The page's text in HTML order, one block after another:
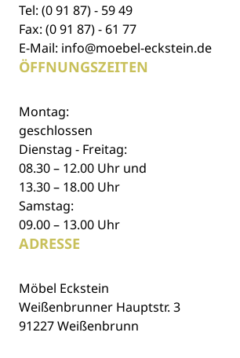
Tel:(0 91 87) - 59 49
Fax: (0 91 87) - 61 77
E-Mail: info@moebel-eckstein.de
ÖFFNUNGSZEITEN
Montag:
geschlossen
Dienstag - Freitag:
08.30 – 12.00 Uhr und
13.30 – 18.00 Uhr
Samstag:
09.00 – 13.00 Uhr
ADRESSE
Möbel Eckstein
Weißenbrunner Hauptstr. 3
91227 Weißenbrunn